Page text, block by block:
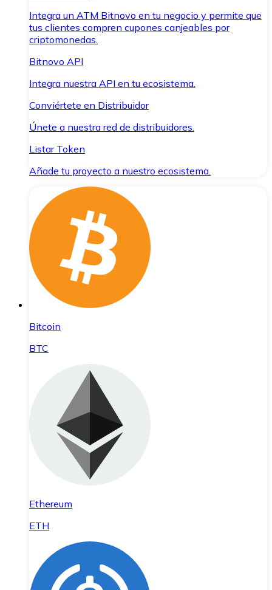
Integra un ATM Bitnovo en tu negocio y permite que
tus clientes compren cupones canjeables por
criptomonedas.
Bitnovo API
Integra nuestra API en tu ecosistema.
Conviértete en Distribuidor
Únete a nuestra red de distribuidores.
Listar Token
Añade tu proyecto a nuestro ecosistema.
Bitcoin
BTC
Ethereum
ETH